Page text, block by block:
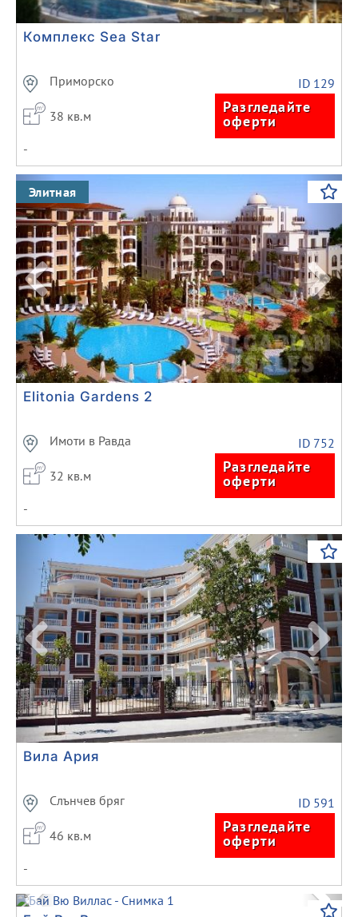
Комплекс Sea Star
Приморско ID 129
38 кв.м Разгледайте
оферти
-
Previous Next
Элитная
Elitonia Gardens 2
Имоти в Равда ID 752
32 кв.м Разгледайте
оферти
-
Previous Next
Вила Ария
Слънчев бряг ID 591
46 кв.м Разгледайте
оферти
-
Previous Next